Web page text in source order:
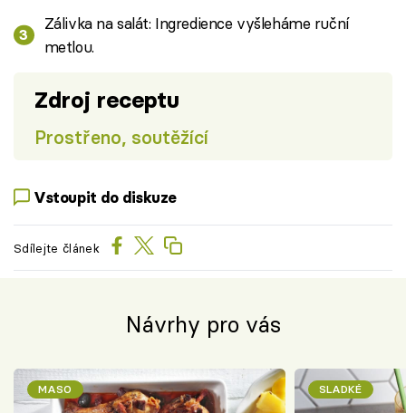
Zálivka na salát: Ingredience vyšleháme ruční
metlou.
Zdroj receptu
Prostřeno, soutěžící
Vstoupit do diskuze
Sdílejte článek
Návrhy pro vás
MASO SLADKÉ